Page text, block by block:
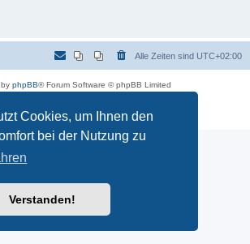
Cookies, um Ihnen den
bei der Nutzung zu
Verstanden!
Alle Zeiten sind UTC+02:00
phpBB® Forum Software © phpBB Limited
|Nutzungsbedingungen